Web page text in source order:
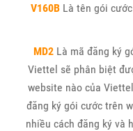
V160BLà tên gói cước
MD2 Là mã đăng ký
Viettel sẽ phân biệt
website nào của
đăng ký gói cước trên
nhiều cách đăng ký và